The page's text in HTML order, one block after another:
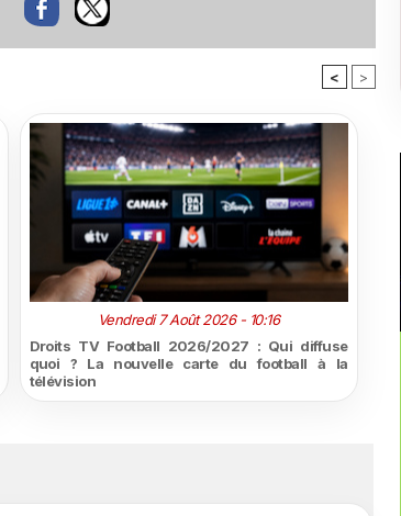
< >
Vendredi 7 Août 2026 - 10:16
Droits TV Football 2026/2027 : Qui diffuse
quoi ? La nouvelle carte du football à la
télévision